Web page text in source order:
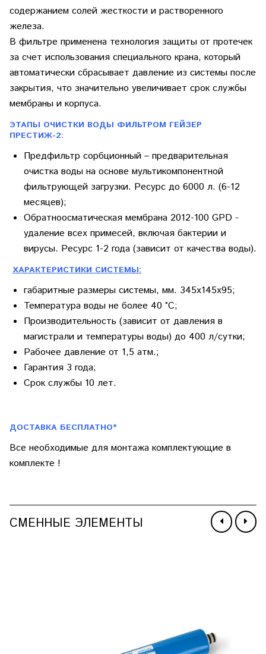
содержанием солей жесткости и растворенного
железа.
В фильтре применена технология защиты от протечек
за счет использования специального крана, который
автоматически сбрасывает давление из системы после
закрытия, что значительно увеличивает срок службы
мембраны и корпуса.
ЭТАПЫ ОЧИСТКИ ВОДЫ ФИЛЬТРОМ ГЕЙЗЕР
ПРЕСТИЖ-2:
Предфильтр сорбционный – предварительная
очистка воды на основе мультикомпонентной
фильтрующей загрузки. Ресурс до 6000 л. (6-12
месяцев);
Обратноосматическая мембрана 2012-100 GPD -
удаление всех примесей, включая бактерии и
вирусы. Ресурс 1-2 года (зависит от качества воды).
ХАРАКТЕРИСТИКИ СИСТЕМЫ:
габаритные размеры системы, мм. 345х145х95;
Температура воды не более 40 °С;
Производительность (зависит от давления в
магистрали и температуры воды) до 400 л/сутки;
Рабочее давление от 1,5 атм.;
Гарантия 3 года;
Срок службы 10 лет.
ДОСТАВКА БЕСПЛАТНО*
Все необходимые для монтажа комплектующие в
комплекте !
СМЕННЫЕ ЭЛЕМЕНТЫ